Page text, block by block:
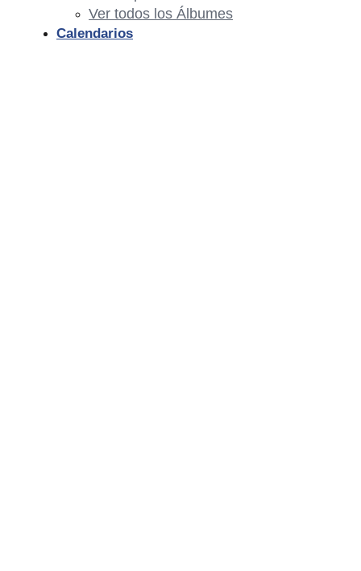
Ver todos los Álbumes
Calendarios